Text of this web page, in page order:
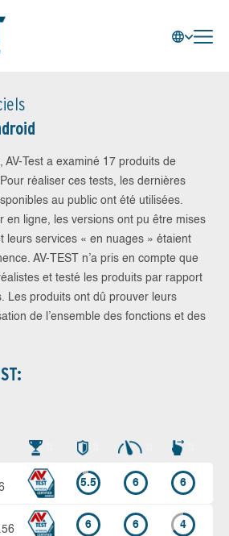
AV-Test a examiné 17 produits de
réaliser ces tests, les dernières
au public ont été utilisées.
en ligne, les versions ont pu être mises
leurs services « en nuages » étaient
AV-TEST n’a pris en compte que
et testé les produits par rapport
Les produits ont dû prouver leurs
de l’ensemble des fonctions et des
5.5 6 6
6 6 4